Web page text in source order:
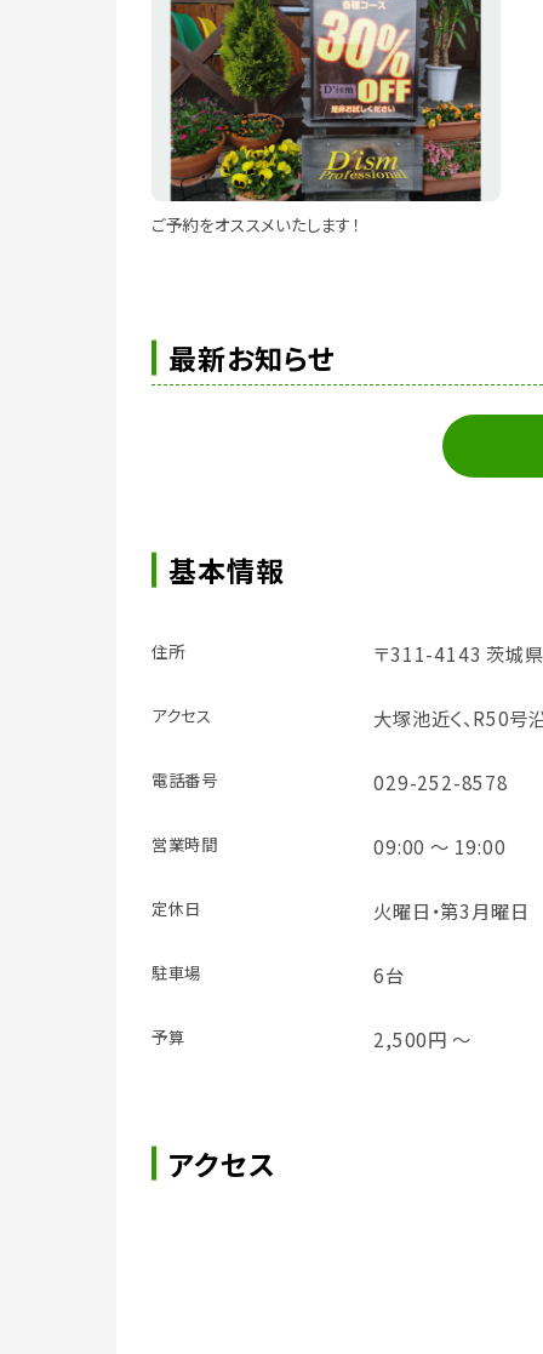
ご予約をオススメいたします！
最新お知らせ
基本情報
住所 〒311-4143 茨城
アクセス 大塚池近く、R50号
電話番号 029-252-8578
営業時間 09:00 ～ 19:00
定休日 火曜日・第3月曜日
駐車場 6台
予算 2,500円 ～
アクセス